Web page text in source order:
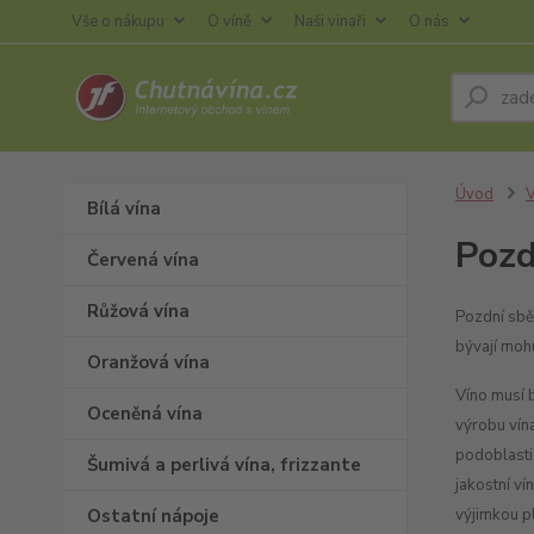
Vše o nákupu O víně Naši vinaři O nás
Bílá vína
Červená vína
Růžová vína
Oranžová vína
Oceněná vína
Šumivá a perlivá vína, frizzante
Ostatní nápoje
Úvod
Pozdní
bývají
Víno musí
výrobu
jakostní
výjimkou